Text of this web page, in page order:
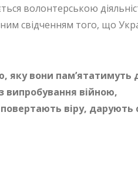
волонтерською
свідченням того, що
яку вони пам’ятатимуть
випробування війною,
віру, дарують